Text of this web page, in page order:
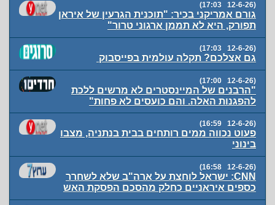
(12-6-26 17:03)
גורם אמריקני בכיר: "תוכנית הגרעין של איראן
תפורק, היא לא תממן ארגוני טרור"
(12-6-26 17:03)
גם אצלכם? תקלה עולמית בפייסבוק
(12-6-26 17:00)
"הרבנים של המיינסטרים לא מרשים ללכת
להפגנות האלה. והם כועסים לא פחות"
(12-6-26 16:59)
פעוט נכווה ממים רותחים בבית בנתניה, מצבו
בינוני
(12-6-26 16:58)
CNN: ישראל לוחצת על ארה"ב שלא לשחרר
כספים איראניים כחלק מהסכם הפסקת האש